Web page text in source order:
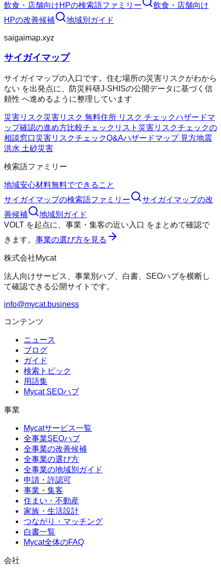
飲食・店舗向けHPの検索語ファミリー
飲食・店舗向け
HPの改善候補 地域別ガイド
saigaimap.xyz
サイガイマップ
サイガイマップの入口です。住む場所の災害リスクがわから
ない を出発点に、防災科研J-SHISの公開データに基づく信
頼性 へ進めるように整理しています
災害リスク災害リスク 無料住所 リスク チェックハザードマ
ップ確認の進め方比較チェックリスト 災害リスクチェックの
相談窓口災害リスクチェックQ&Aハザードマップ 見方地震
洪水 土砂災害
検索語ファミリー
地域安心材料無料でできること
サイガイマップの検索語ファミリー サイガイマップの改
善候補
地域別ガイド
VOLT を起点に、 事業・集客の近い入口 をまとめて確認で
きます。 事業の選び方を見る
株式会社Mycat
法人向けサービス、事業別ハブ、白書、SEOハブを横断し
て確認できる公開サイトです。
info@mycat.business
コンテンツ
ニュース
ブログ
ガイド
検索トピック
用語集
Mycat SEOハブ
事業
Mycatサービス一覧
全事業SEOハブ
全事業の改善候補
全事業の選び方
全事業の地域別ガイド
申請・許認可
事業・集客
住まい・不動産
家族・生活設計
つながり・マッチング
白書一覧
Mycat全体のFAQ
会社